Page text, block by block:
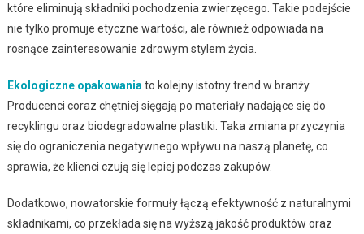
które eliminują składniki pochodzenia zwierzęcego. Takie podejście
nie tylko promuje etyczne wartości, ale również odpowiada na
rosnące zainteresowanie zdrowym stylem życia.
Ekologiczne opakowania to kolejny istotny trend w branży.
Producenci coraz chętniej sięgają po materiały nadające się do
recyklingu oraz biodegradowalne plastiki. Taka zmiana przyczynia
się do ograniczenia negatywnego wpływu na naszą planetę, co
sprawia, że klienci czują się lepiej podczas zakupów.
Dodatkowo, nowatorskie formuły łączą efektywność z naturalnymi
składnikami, co przekłada się na wyższą jakość produktów oraz